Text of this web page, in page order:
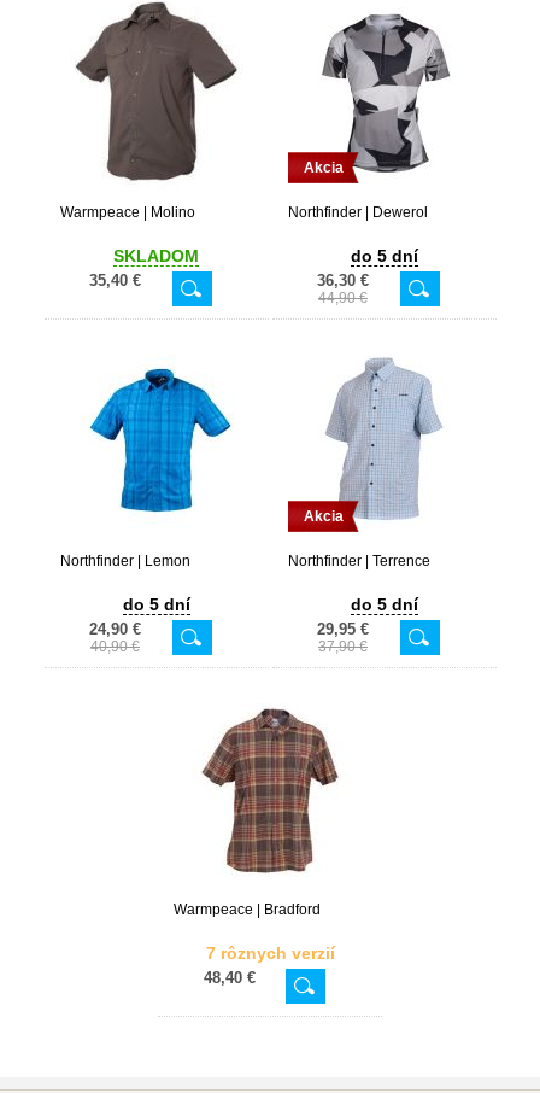
Warmpeace | Molino
SKLADOM
35,40 €
Akcia
Northfinder | Dewerol
do 5 dní
36,30 €
44,90 €
Northfinder | Lemon
do 5 dní
24,90 €
40,90 €
Akcia
Northfinder | Terrence
do 5 dní
29,95 €
37,90 €
Warmpeace | Bradford
7 rôznych verzií
48,40 €